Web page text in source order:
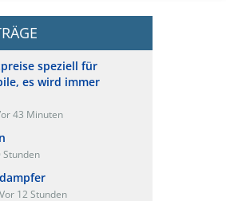
speziell für
es wird immer
43 Minuten
Stunden
Vor 12 Stunden